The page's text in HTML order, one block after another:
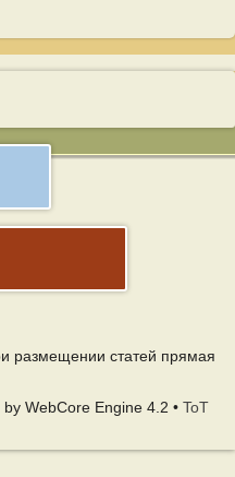
размещении статей прямая
by WebCore Engine 4.2 • ToT